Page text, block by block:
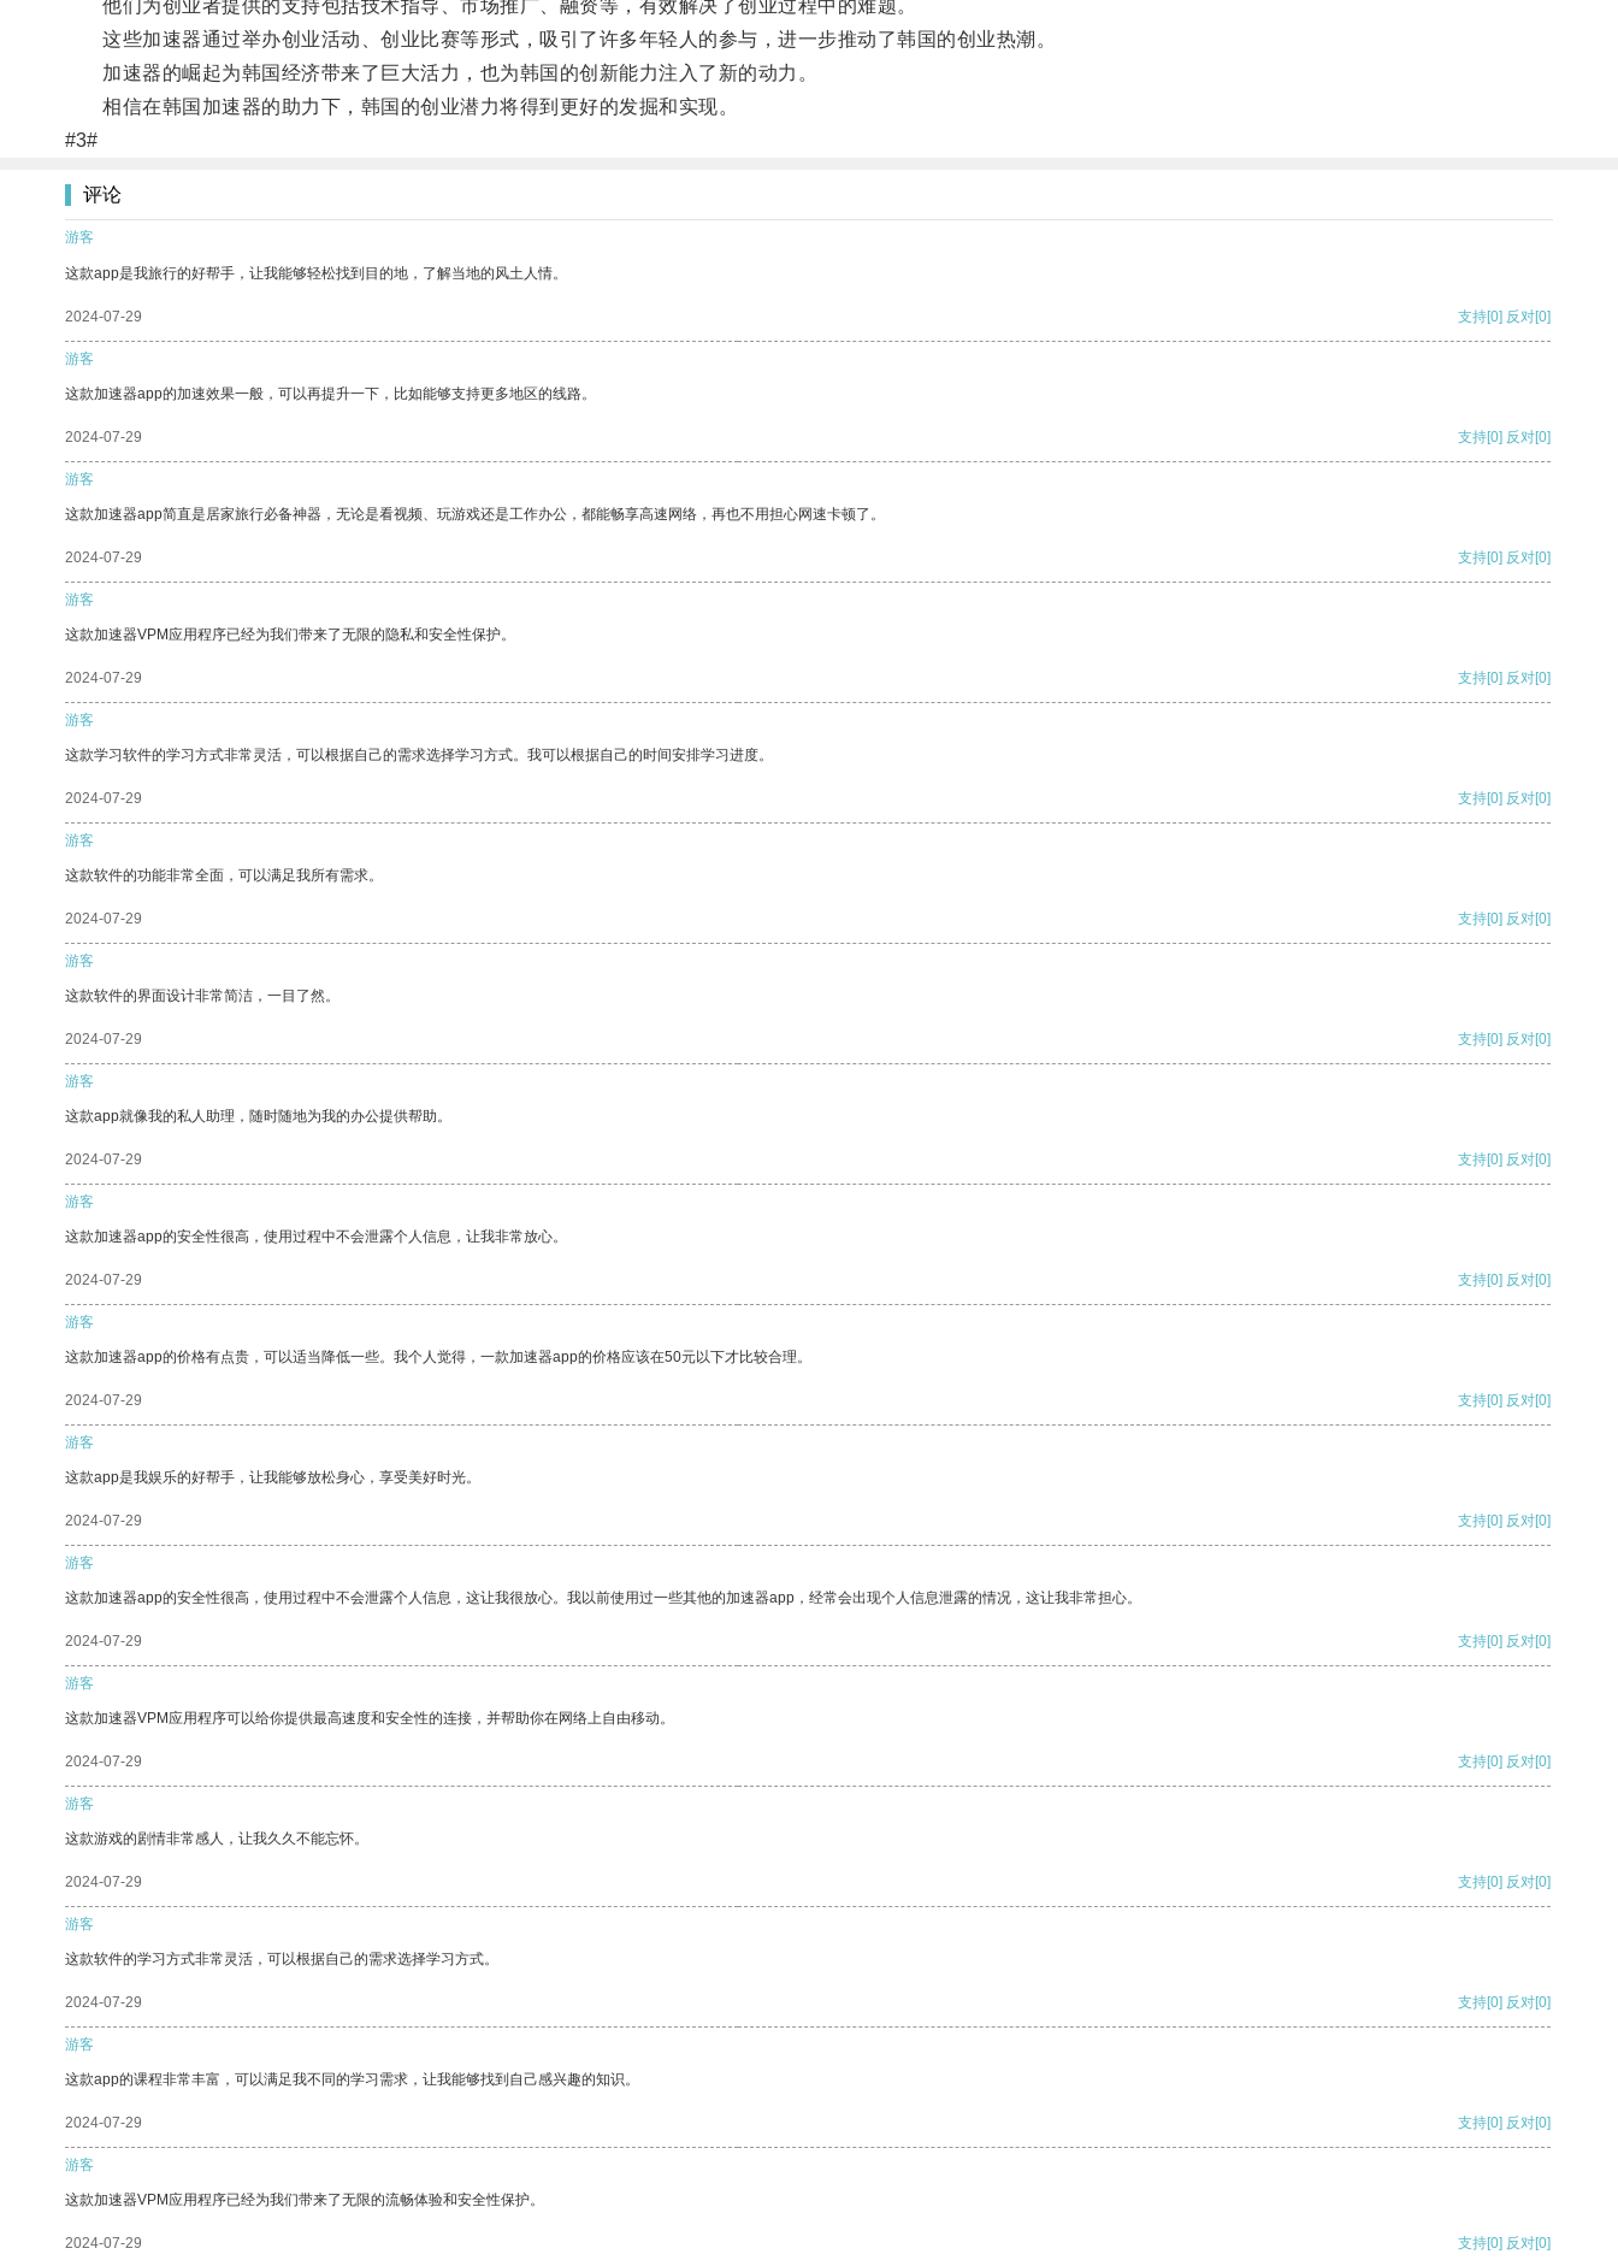
他们为创业者提供的支持包括技术指导、市场推广、融资等，有效解决了创业过程中的难题。
这些加速器通过举办创业活动、创业比赛等形式，吸引了许多年轻人的参与，进一步推动了韩国的创业热潮。
加速器的崛起为韩国经济带来了巨大活力，也为韩国的创新能力注入了新的动力。
相信在韩国加速器的助力下，韩国的创业潜力将得到更好的发掘和实现。
#3#
评论
游客
这款app是我旅行的好帮手，让我能够轻松找到目的地，了解当地的风土人情。
2024-07-29 支持[0] 反对[0]
游客
这款加速器app的加速效果一般，可以再提升一下，比如能够支持更多地区的线路。
2024-07-29 支持[0] 反对[0]
游客
这款加速器app简直是居家旅行必备神器，无论是看视频、玩游戏还是工作办公，都能畅享高速网络，再也不用担心网速卡顿了。
2024-07-29 支持[0] 反对[0]
游客
这款加速器VPM应用程序已经为我们带来了无限的隐私和安全性保护。
2024-07-29 支持[0] 反对[0]
游客
这款学习软件的学习方式非常灵活，可以根据自己的需求选择学习方式。我可以根据自己的时间安排学习进度。
2024-07-29 支持[0] 反对[0]
游客
这款软件的功能非常全面，可以满足我所有需求。
2024-07-29 支持[0] 反对[0]
游客
这款软件的界面设计非常简洁，一目了然。
2024-07-29 支持[0] 反对[0]
游客
这款app就像我的私人助理，随时随地为我的办公提供帮助。
2024-07-29 支持[0] 反对[0]
游客
这款加速器app的安全性很高，使用过程中不会泄露个人信息，让我非常放心。
2024-07-29 支持[0] 反对[0]
游客
这款加速器app的价格有点贵，可以适当降低一些。我个人觉得，一款加速器app的价格应该在50元以下才比较合理。
2024-07-29 支持[0] 反对[0]
游客
这款app是我娱乐的好帮手，让我能够放松身心，享受美好时光。
2024-07-29 支持[0] 反对[0]
游客
这款加速器app的安全性很高，使用过程中不会泄露个人信息，这让我很放心。我以前使用过一些其他的加速器app，经常会出现个人信息泄露的情况，这让我非常担心。
2024-07-29 支持[0] 反对[0]
游客
这款加速器VPM应用程序可以给你提供最高速度和安全性的连接，并帮助你在网络上自由移动。
2024-07-29 支持[0] 反对[0]
游客
这款游戏的剧情非常感人，让我久久不能忘怀。
2024-07-29 支持[0] 反对[0]
游客
这款软件的学习方式非常灵活，可以根据自己的需求选择学习方式。
2024-07-29 支持[0] 反对[0]
游客
这款app的课程非常丰富，可以满足我不同的学习需求，让我能够找到自己感兴趣的知识。
2024-07-29 支持[0] 反对[0]
游客
这款加速器VPM应用程序已经为我们带来了无限的流畅体验和安全性保护。
2024-07-29 支持[0] 反对[0]